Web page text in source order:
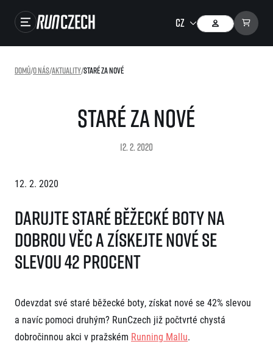
Běžecká liga
O běžecké lize
Jak to funguje
Výsledky běžecké ligy
SuperHalfs
projekt SuperHalfs
SuperHalfs FAQ
EuroHeroes
Seznam závodů
EuroHeroes Challenge 2025
EuroHeroes Challenge 2024
O Napoli Running
RunCzech Halfs
Projekt RunCzech Halfs
Domů/O nás/Aktuality/Staré za nové
Staré za nové
12. 2. 2020
12. 2. 2020
Darujte staré běžecké boty na
dobrou věc a získejte nové se
slevou 42 procent
Odevzdat své staré běžecké boty, získat nové se 42% slevou
a navíc pomoci druhým? RunCzech již počtvrté chystá
dobročinnou akci v pražském Running Mallu.